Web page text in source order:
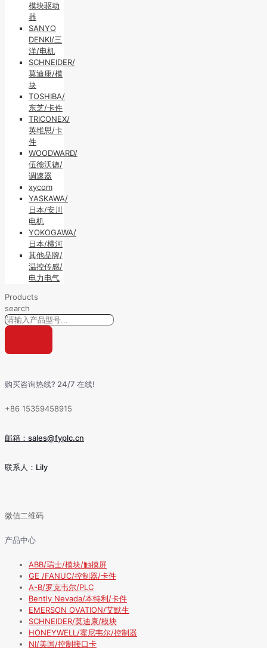
模块驱动
器
SANYO
DENKI/三
洋/电机
SCHNEIDER/
莫迪康/模
块
TOSHIBA/
东芝/卡件
TRICONEX/
英维思/卡
件
WOODWARD/
伍德沃德/
调速器
xycom
YASKAWA/
日本/安川
电机
YOKOGAWA/
日本/横河
其他品牌/
温控传感/
电力电气
Products
search
购买咨询热线? 24/7 在线!
+86 15359458915
邮箱：sales@fyplc.cn
联系人：Lily
微信二维码
产品中心
ABB/瑞士/模块/触摸屏
GE /FANUC/控制器/卡件
A-B/罗克韦尔/PLC
Bently Nevada/本特利/卡件
EMERSON OVATION/艾默生
SCHNEIDER/莫迪康/模块
HONEYWELL/霍尼韦尔/控制器
NI/美国/控制接口卡